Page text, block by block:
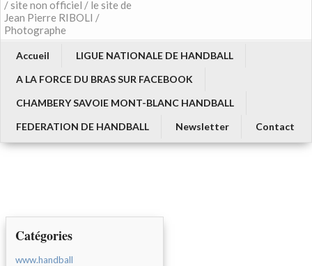
/ site non officiel / le site de
Jean Pierre RIBOLI /
Photographe
Accueil
LIGUE NATIONALE DE HANDBALL
A LA FORCE DU BRAS SUR FACEBOOK
CHAMBERY SAVOIE MONT-BLANC HANDBALL
FEDERATION DE HANDBALL
Newsletter Contact
Catégories
www.handball